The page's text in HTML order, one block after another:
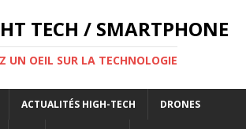
TECH / SMARTPHONE
UN OEIL SUR LA TECHNOLOGIE
ACTUALITÉS HIGH-TECH DRONES